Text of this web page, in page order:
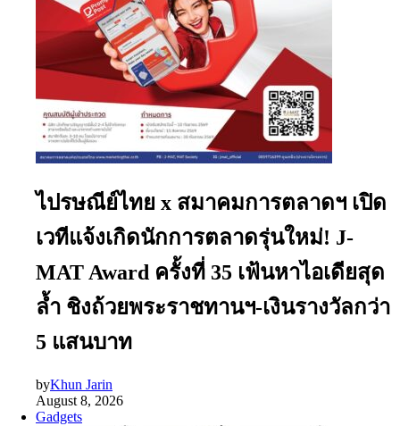
ไปรษณีย์ไทย x สมาคมการตลาดฯ เปิด
เวทีแจ้งเกิดนักการตลาดรุ่นใหม่! J-
MAT Award ครั้งที่ 35 เฟ้นหาไอเดียสุด
ล้ำ ชิงถ้วยพระราชทานฯ-เงินรางวัลกว่า
5 แสนบาท
byKhun Jarin
August 8, 2026
Gadgets